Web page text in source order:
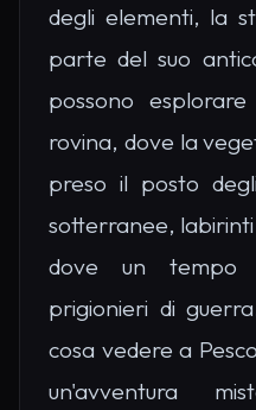
degli elementi, la
parte del suo
possono
rovina, dove la
preso il posto
sotterranee,
dove un tempo
prigionieri di
cosa vedere a
un'avventura